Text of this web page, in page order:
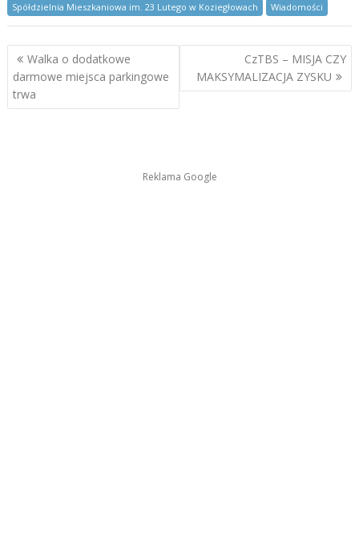
Spółdzielnia Mieszkaniowa im. 23 Lutego w Koziegłowach Wiadomości
Nawigacja
wpisu
Walka o dodatkowe
darmowe miejsca parkingowe
trwa
CzTBS – MISJA CZY
MAKSYMALIZACJA ZYSKU
Reklama Google